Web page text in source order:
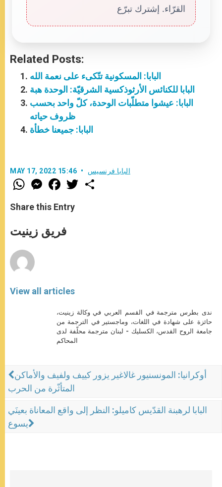
القرّاء. إشترك تبرّع
Related Posts:
البابا: المسكونية تتّكىء على نعمة الله
البابا للكنائس الأرثوذكسية الشرقيّة: الوحدة هبة
البابا: عيشوا متطلّبات الوحدة، كلّ واحد بحسب
ظروف حياته
البابا: جميعنا خطأة
MAY 17, 2022 15:46 البابا فرنسيس
W
h
t
s
p
p
M
e
s
e
g
e
F
a
e
b
o
k
w
Share this Entry
فريق زينيت
View all articles
ندى بطرس مترجمة في القسم العربي في وكالة زينيت،
حائزة على شهادة في اللغات، وماجستير في الترجمة من
جامعة الروح القدس، الكسليك - لبنان مترجمة محلّفة لدى
المحاكم
أوكرانيا: المونسنيور غالاغير يزور كييف ولفيف والأماكن
المتأثّرة من الحرب
البابا لرهبنة القدّيس كاميلو: النظر إلى واقع المعاناة بعينَي
يسوع